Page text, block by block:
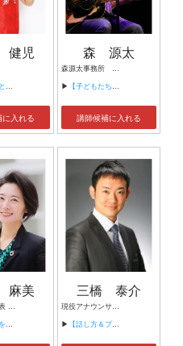
健児
入れる
森 源太
森源太事務所 代表
▶ 【子どもたち一人ひとりの人生が、 自立した幸せなものであるために】
講師候補に入れる
麻美
プナレア 代表 安全脳力開発プロデューサー おかげさまの心で神社を詣でる会 主宰 島根県知事委嘱 遣島使 出雲市長委嘱 出雲観光大使
グ～】
三橋 泰介
現役アナウンサー・プレゼンテーショントレーナー
▶ 【話し方＆プレゼンの達人セミナー】